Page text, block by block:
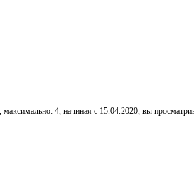
максимально: 4, начиная с 15.04.2020, вы